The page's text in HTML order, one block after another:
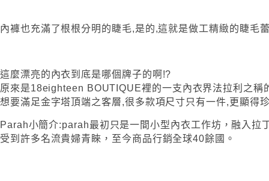
內褲也充滿了根根分明的睫毛,是的,這就是做工精緻的睫毛
這麼漂亮的內衣到底是哪個牌子的啊!?
原來是18eighteen BOUTIQUE裡的一支內衣界法拉利之稱
想要滿足金字塔頂端之客層,很多款項尺寸只有一件,更顯得
Parah小簡介:parah最初只是一間小型內衣工作坊，融入拉
受到許多名流貴婦青睞，至今商品行銷全球40餘國。